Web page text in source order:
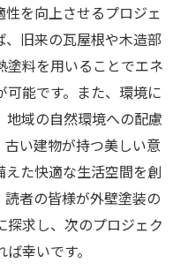
を向上させるプロジェ
、旧来の瓦屋根や木造部
塗料を用いることでエネ
能です。また、環境に
域の自然環境への配慮
い建物が持つ美しい意
た快適な生活空間を創
者の皆様が外壁塗装の
求し、次のプロジェク
幸いです。